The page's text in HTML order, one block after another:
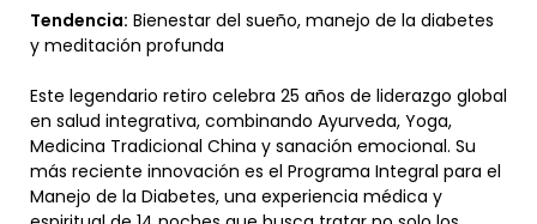
Tendencia: Bienestar del sueño, manejo de la diabetes
y meditación profunda
Este legendario retiro celebra 25 años de liderazgo global
en salud integrativa, combinando Ayurveda, Yoga,
Medicina Tradicional China y sanación emocional. Su
más reciente innovación es el Programa Integral para el
Manejo de la Diabetes, una experiencia médica y